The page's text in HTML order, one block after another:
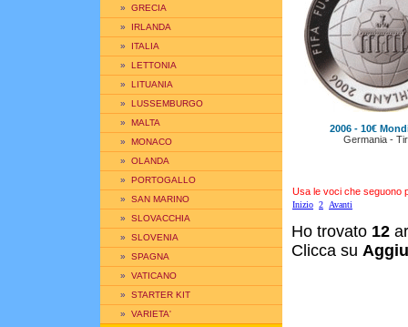
» GRECIA
» IRLANDA
» ITALIA
» LETTONIA
» LITUANIA
» LUSSEMBURGO
» MALTA
» MONACO
» OLANDA
» PORTOGALLO
» SAN MARINO
» SLOVACCHIA
» SLOVENIA
» SPAGNA
» VATICANO
» STARTER KIT
» VARIETA'
2006 - 10€
Germania -
Usa le voci che seguono
Inizio 2 Avanti
Ho trovato 12
Clicca su